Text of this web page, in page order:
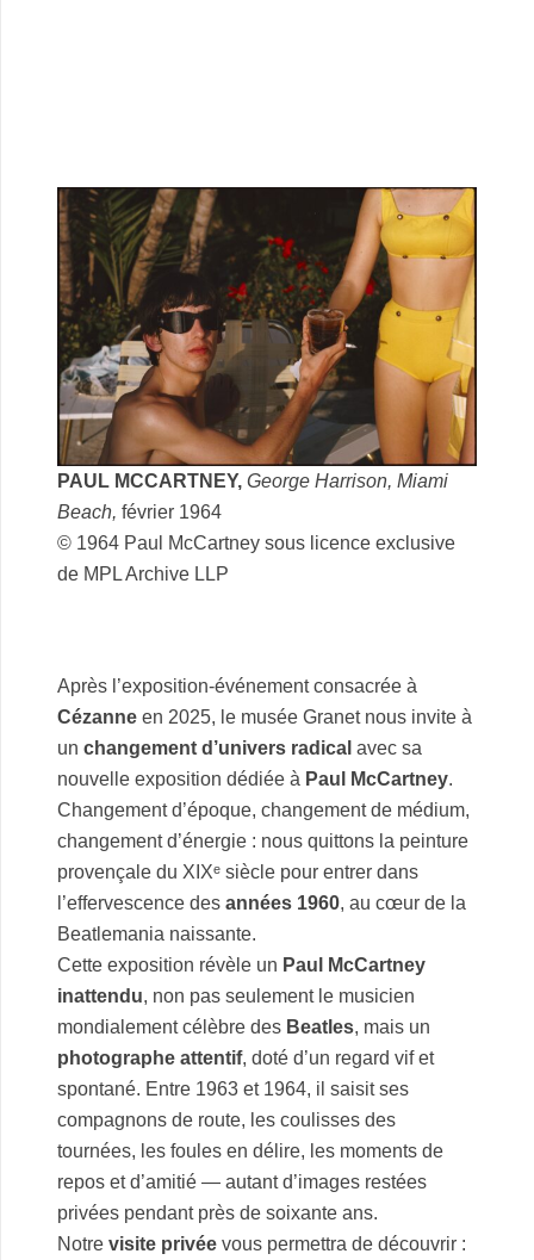
PAUL MCCARTNEY, George Harrison, Miami
Beach, février 1964
© 1964 Paul McCartney sous licence exclusive
de MPL Archive LLP
Après l’exposition‑événement consacrée à
Cézanne en 2025, le musée Granet nous invite à
un changement d’univers radical avec sa
nouvelle exposition dédiée à Paul McCartney.
Changement d’époque, changement de médium,
changement d’énergie : nous quittons la peinture
provençale du XIXᵉ siècle pour entrer dans
l’effervescence des années 1960, au cœur de la
Beatlemania naissante.
Cette exposition révèle un Paul McCartney
inattendu, non pas seulement le musicien
mondialement célèbre des Beatles, mais un
photographe attentif, doté d’un regard vif et
spontané. Entre 1963 et 1964, il saisit ses
compagnons de route, les coulisses des
tournées, les foules en délire, les moments de
repos et d’amitié — autant d’images restées
privées pendant près de soixante ans.
Notre visite privée vous permettra de découvrir :